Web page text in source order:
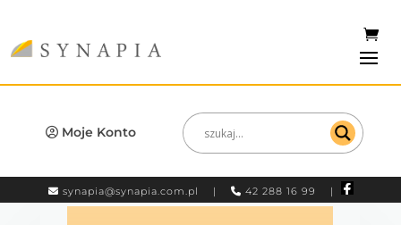
Moje Konto
synapia@synapia.com.pl | 42 288 16 99 |